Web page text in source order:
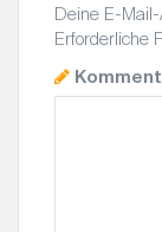
Deine E-
Erforderliche